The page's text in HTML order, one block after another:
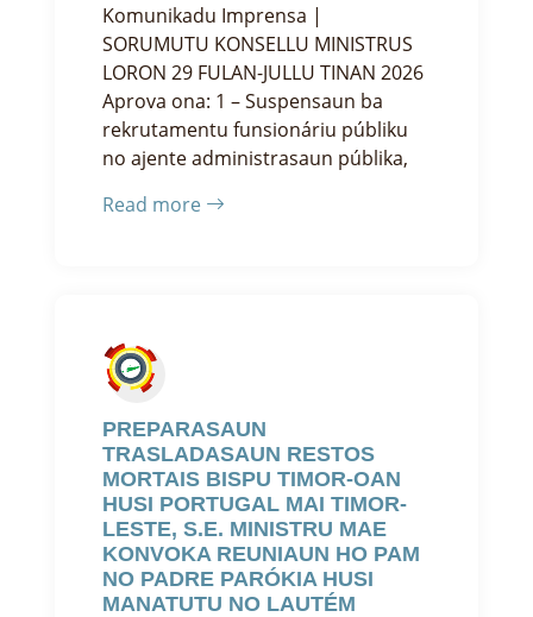
Komunikadu Imprensa |
SORUMUTU KONSELLU MINISTRUS
LORON 29 FULAN-JULLU TINAN 2026
Aprova ona: 1 – Suspensaun ba
rekrutamentu funsionáriu públiku
no ajente administrasaun públika,
Read more
PREPARASAUN
TRASLADASAUN RESTOS
MORTAIS BISPU TIMOR-OAN
HUSI PORTUGAL MAI TIMOR-
LESTE, S.E. MINISTRU MAE
KONVOKA REUNIAUN HO PAM
NO PADRE PARÓKIA HUSI
MANATUTU NO LAUTÉM